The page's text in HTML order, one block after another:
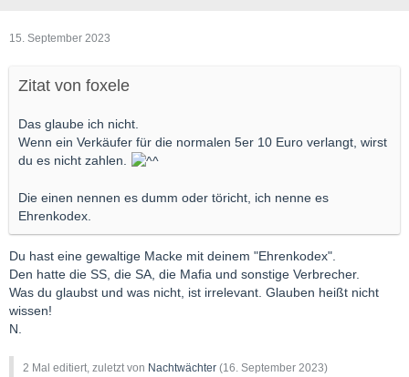
15. September 2023
Zitat von foxele
Das glaube ich nicht.
Wenn ein Verkäufer für die normalen 5er 10 Euro verlangt, wirst
du es nicht zahlen.
Die einen nennen es dumm oder töricht, ich nenne es
Ehrenkodex.
Du hast eine gewaltige Macke mit deinem "Ehrenkodex".
Den hatte die SS, die SA, die Mafia und sonstige Verbrecher.
Was du glaubst und was nicht, ist irrelevant. Glauben heißt nicht
wissen!
N.
2 Mal editiert, zuletzt von Nachtwächter (16. September 2023)